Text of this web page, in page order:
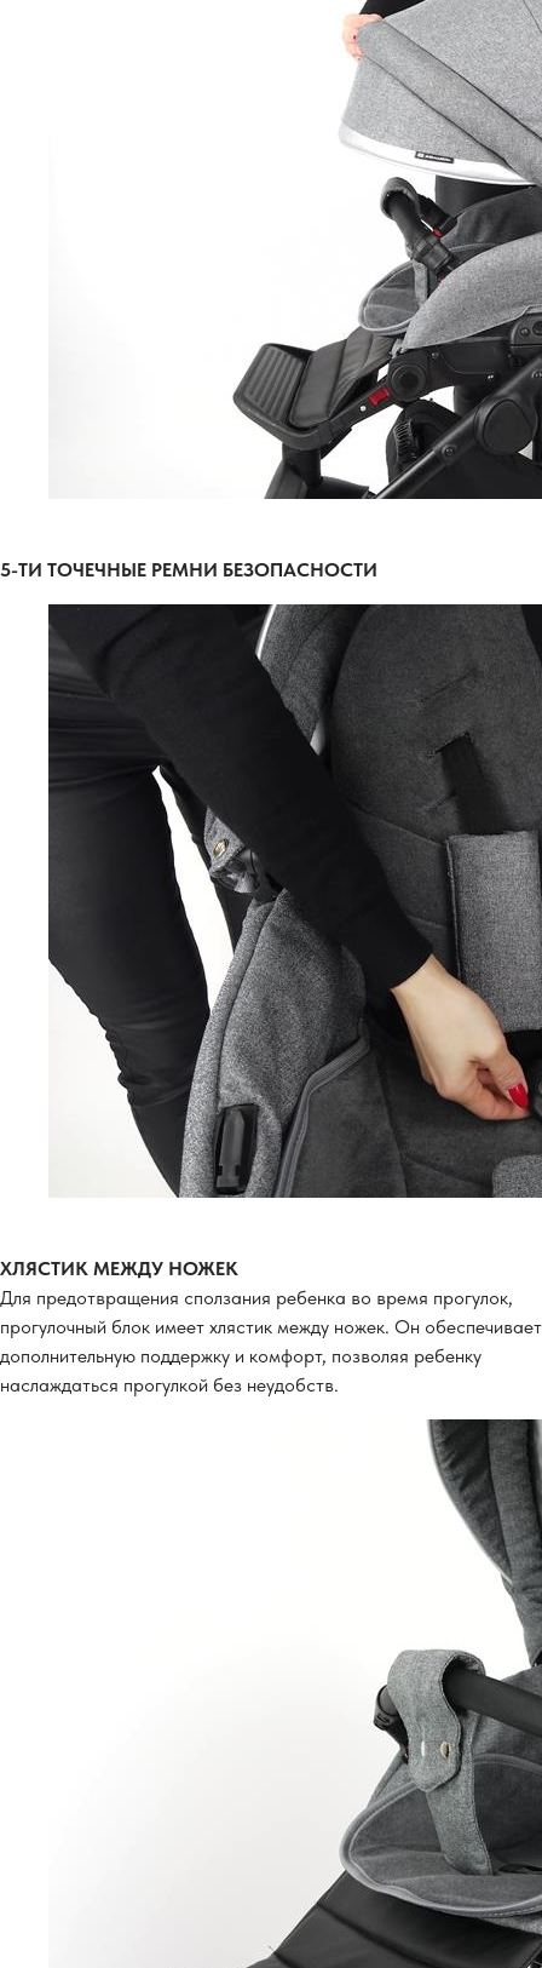
5-ТИ ТОЧЕЧНЫЕ РЕМНИ БЕЗОПАСНОСТИ
ХЛЯСТИК МЕЖДУ НОЖЕК
Для предотвращения сползания ребенка во время прогулок,
прогулочный блок имеет хлястик между ножек. Он обеспечивает
дополнительную поддержку и комфорт, позволяя ребенку
наслаждаться прогулкой без неудобств.